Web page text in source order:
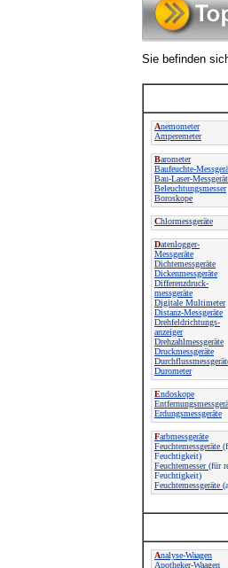
Sie befinden
Anemometer
Amperemeter
Barometer
Baufeuchte-
Bau-Laser-
Beleuchtungsmesser
Boroskope
Chlormessgeräte
Datenlogger-
Messgeräte
Dichtemessgeräte
Dickenmessgeräte
Differenzdruck-
messgeräte
Digitale Multimeter
Distanz-Messgeräte
Drehfeldrichtungs-
anzeiger
Drehzahlmessgeräte
Druckmessgeräte
Durometer
Endoskope
Erdungsmessgeräte
Farbmessgeräte
Feuchtemessgeräte
Feuchtigkeit)
Feuchtemesser(für
Feuchtigkeit)
Feuchtemessgeräte
Analyse-Waagen
Apotheker-Waagen